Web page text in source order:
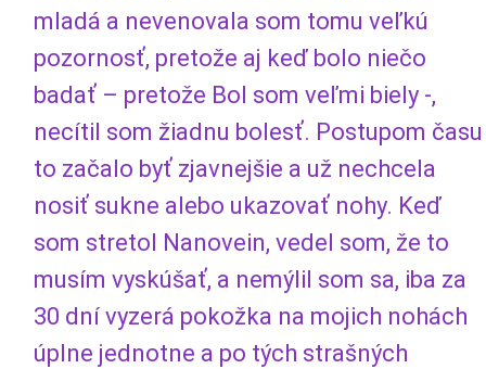
mladá a nevenovala som tomu veľkú
pozornosť, pretože aj keď bolo niečo
badať – pretože Bol som veľmi biely -,
necítil som žiadnu bolesť. Postupom času
to začalo byť zjavnejšie a už nechcela
nosiť sukne alebo ukazovať nohy. Keď
som stretol Nanovein, vedel som, že to
musím vyskúšať, a nemýlil som sa, iba za
30 dní vyzerá pokožka na mojich nohách
úplne jednotne a po tých strašných